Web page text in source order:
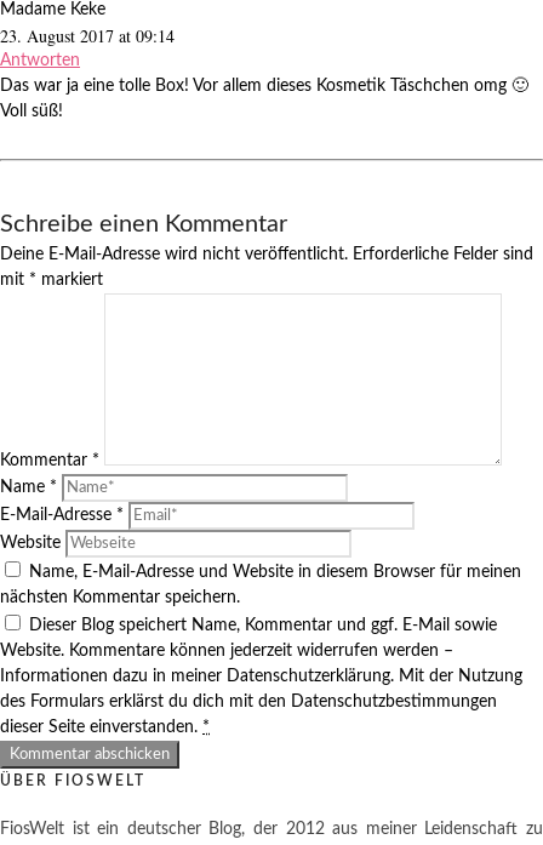
Madame Keke
23. August 2017 at 09:14
Antworten
Das war ja eine tolle Box! Vor allem dieses Kosmetik Täschchen omg 🙂
Voll süß!
Schreibe einen Kommentar
Deine E-Mail-Adresse wird nicht veröffentlicht. Erforderliche Felder sind
mit * markiert
Kommentar *
Name *
E-Mail-Adresse *
Website
Name, E-Mail-Adresse und Website in diesem Browser für meinen
nächsten Kommentar speichern.
Dieser Blog speichert Name, Kommentar und ggf. E-Mail sowie
Website. Kommentare können jederzeit widerrufen werden –
Informationen dazu in meiner Datenschutzerklärung. Mit der Nutzung
des Formulars erklärst du dich mit den Datenschutzbestimmungen
dieser Seite einverstanden. *
ÜBER FIOSWELT
FiosWelt ist ein deutscher Blog, der 2012 aus meiner Leidenschaft zu